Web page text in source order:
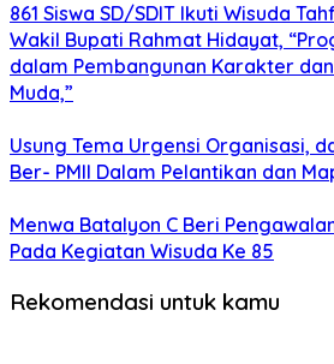
861 Siswa SD/SDIT Ikuti Wisuda
Wakil Bupati Rahmat Hidayat,
dalam Pembangunan Karakter
Muda,”
Usung Tema Urgensi Organisasi,
Ber- PMII Dalam Pelantikan dan
Menwa Batalyon C Beri
Pada Kegiatan Wisuda Ke 85
Rekomendasi untuk kamu